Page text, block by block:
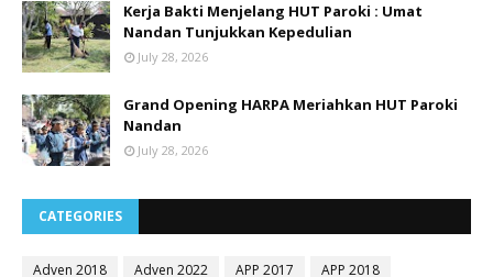
Kerja Bakti Menjelang HUT Paroki : Umat
Nandan Tunjukkan Kepedulian
July 28, 2026
Grand Opening HARPA Meriahkan HUT Paroki
Nandan
July 28, 2026
CATEGORIES
Adven 2018 Adven 2022 APP 2017 APP 2018